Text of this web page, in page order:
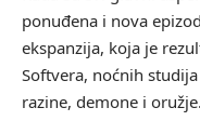
ponuđena i nova
ekspanzija, koja je
Softvera, noćnih
razine, demone i